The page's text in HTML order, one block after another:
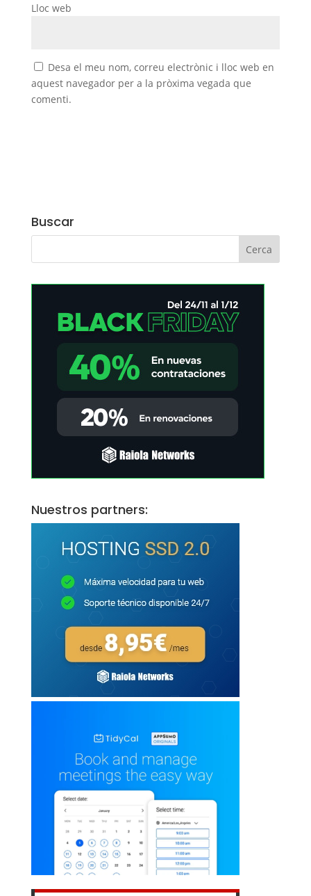
Lloc web
Desa el meu nom, correu electrònic i lloc web en
aquest navegador per a la pròxima vegada que
comenti.
Buscar
Nuestros partners: